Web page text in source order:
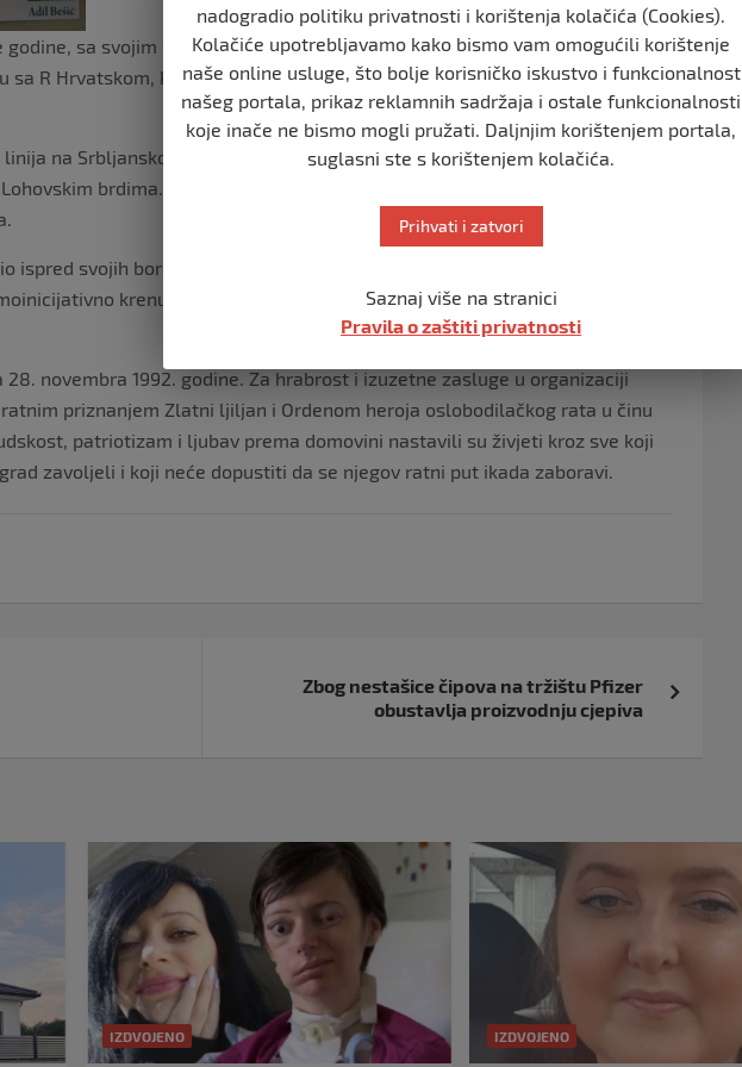
godine, sa svojim saborcima oslobađa prvu teritoriju u BiH, Bugar, izlazi na
sa R Hrvatskom, koja je zadržana do kraja rata. Prva je ovo teritorija, koju je
na Srbljanskom platou i drugih linija oko Bihaća, briljantna akcija
brdima. Zaplijenjena su tada dva neprijateljska topa, kojima je
ispred svojih boraca. Poginuo je na borbenoom zadatku na Grabežu, kada je
krenuo da poskida mine, koje je postavio duž neprijateljske
novembra 1992. godine. Za hrabrost i izuzetne zasluge u organizaciji
priznanjem Zlatni ljiljan i Ordenom heroja oslobodilačkog rata u činu
patriotizam i ljubav prema domovini nastavili su živjeti kroz sve koji
zavoljeli i koji neće dopustiti da se njegov ratni put ikada zaboravi.
Zbog nestašice čipova na tržištu Pfizer
obustavlja proizvodnju cjepiva
IZDVOJENO IZDVOJENO
nadogradio politiku privatnosti i korištenja kolačića (Cookies).
Kolačiće upotrebljavamo kako bismo vam omogućili korištenje
naše online usluge, što bolje korisničko iskustvo i funkcionalnost
našeg portala, prikaz reklamnih sadržaja i ostale funkcionalnosti
koje inače ne bismo mogli pružati. Daljnjim korištenjem portala,
suglasni ste s korištenjem kolačića.
Prihvati i zatvori
Saznaj više na stranici
Pravila o zaštiti privatnosti